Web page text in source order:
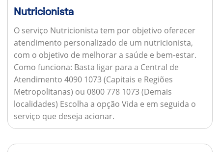
Nutricionista
O serviço Nutricionista tem por objetivo oferecer
atendimento personalizado de um nutricionista,
com o objetivo de melhorar a saúde e bem-estar.
Como funciona: Basta ligar para a Central de
Atendimento 4090 1073 (Capitais e Regiões
Metropolitanas) ou 0800 778 1073 (Demais
localidades) Escolha a opção Vida e em seguida o
serviço que deseja acionar.